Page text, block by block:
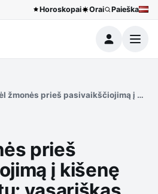
Horoskopai Orai Paieška
Meniu
žmonės prieš pasivaikščiojimą į
prieš
į kišenę